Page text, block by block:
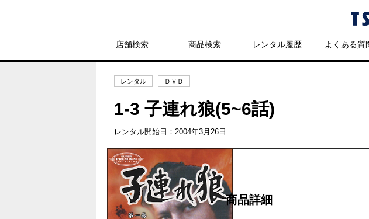
店舗検索 商品検索 レンタル履歴 よくある質
レンタル ＤＶＤ
1-3 子連れ狼(5~6話)
レンタル開始日：2004年3月26日
商品詳細